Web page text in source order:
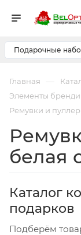
Подарочные
Главная —
Элементы
Ремувки и
белая
Каталог
подарков
Подберём